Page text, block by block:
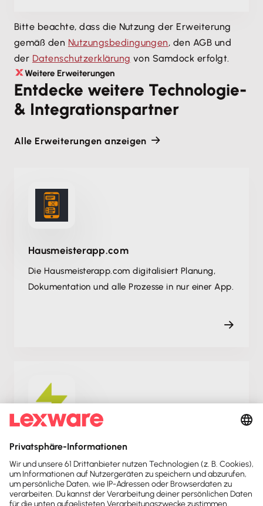
Bitte beachte, dass die Nutzung der Erweiterung
gemäß den Nutzungsbedingungen, den AGB und
der Datenschutzerklärung von Samdock erfolgt.
Weitere Erweiterungen
Entdecke weitere Technologie-
& Integrationspartner
Alle Erweiterungen anzeigen
Hausmeisterapp.com
Die Hausmeisterapp.com digitalisiert Planung,
Dokumentation und alle Prozesse in nur einer App.
ikas
Bau Dir einen blitzschnellen Onlineshop und
erledige die Buchhaltung bequem mit Lexware
Office.